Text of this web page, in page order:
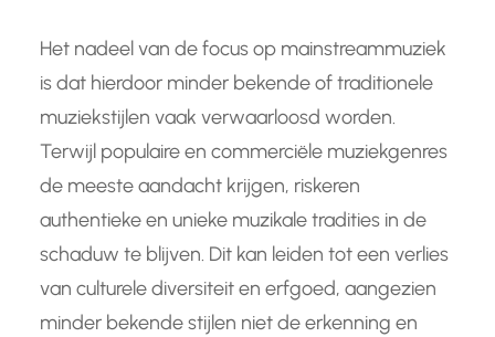
Het nadeel van de focus op mainstreammuziek
is dat hierdoor minder bekende of traditionele
muziekstijlen vaak verwaarloosd worden.
Terwijl populaire en commerciële muziekgenres
de meeste aandacht krijgen, riskeren
authentieke en unieke muzikale tradities in de
schaduw te blijven. Dit kan leiden tot een verlies
van culturele diversiteit en erfgoed, aangezien
minder bekende stijlen niet de erkenning en